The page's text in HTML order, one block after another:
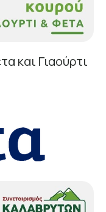
και Γιαούρτι